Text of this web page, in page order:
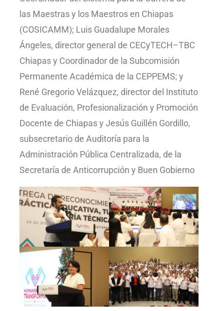
las Maestras y los Maestros en Chiapas
(COSICAMM); Luis Guadalupe Morales
Ángeles, director general de CECyTECH–TBC
Chiapas y Coordinador de la Subcomisión
Permanente Académica de la CEPPEMS; y
René Gregorio Velázquez, director del Instituto
de Evaluación, Profesionalización y Promoción
Docente de Chiapas y Jesús Guillén Gordillo,
subsecretario de Auditoría para la
Administración Pública Centralizada, de la
Secretaría de Anticorrupción y Buen Gobierno